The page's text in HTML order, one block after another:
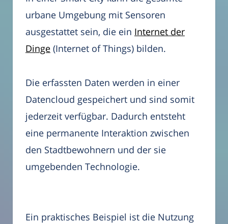
urbane Umgebung mit Sensoren
ausgestattet sein, die ein Internet der
Dinge (Internet of Things) bilden.
Die erfassten Daten werden in einer
Datencloud gespeichert und sind somit
jederzeit verfügbar. Dadurch entsteht
eine permanente Interaktion zwischen
den Stadtbewohnern und der sie
umgebenden Technologie.
Ein praktisches Beispiel ist die Nutzung